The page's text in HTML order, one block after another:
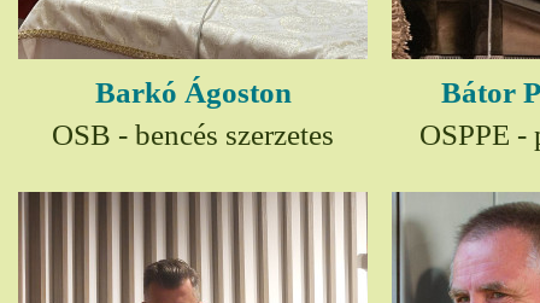
Barkó Ágoston
OSB - bencés szerzetes
Bátor
OSPPE -